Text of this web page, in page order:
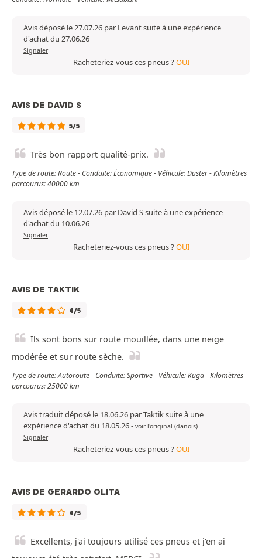
Avis déposé le 27.07.26 par Levant suite à une expérience
d'achat du 27.06.26
Signaler
Racheteriez-vous ces pneus ?OUI
AVIS DE DAVID S
5/5
Très bon rapport qualité-prix.
Type de route: Route - Conduite: Économique - Véhicule: Duster - Kilomètres
parcourus: 40000 km
Avis déposé le 12.07.26 par David S suite à une expérience
d'achat du 10.06.26
Signaler
Racheteriez-vous ces pneus ?OUI
AVIS DE TAKTIK
4/5
Ils sont bons sur route mouillée, dans une neige
modérée et sur route sèche.
Type de route: Autoroute - Conduite: Sportive - Véhicule: Kuga - Kilomètres
parcourus: 25000 km
Avis traduit déposé le 18.06.26 par Taktik suite à une
expérience d'achat du 18.05.26- voir l'original (danois)
Signaler
Racheteriez-vous ces pneus ?OUI
AVIS DE GERARDO OLITA
4/5
Excellents, j'ai toujours utilisé ces pneus et j'en ai